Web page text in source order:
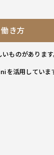
き方
ものがあります
活用していま